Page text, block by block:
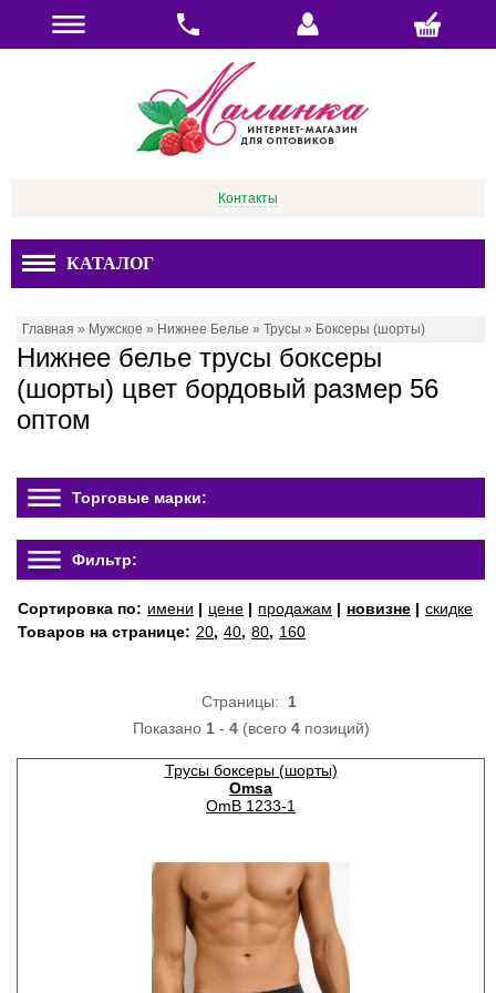
Контакты
КАТАЛОГ
Главная » Мужское » Нижнее Белье » Трусы » Боксеры (шорты)
Нижнее белье трусы боксеры
(шорты) цвет бордовый размер 56
оптом
Торговые марки:
Фильтр:
Сортировка по: имени | цене | продажам | новизне | скидке
Товаров на странице: 20, 40, 80, 160
Страницы: 1
Показано 1- 4(всего 4позиций)
Трусы боксеры (шорты)
Omsa
OmB 1233-1